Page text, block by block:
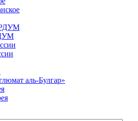
РДУМ
аль-Булгар»